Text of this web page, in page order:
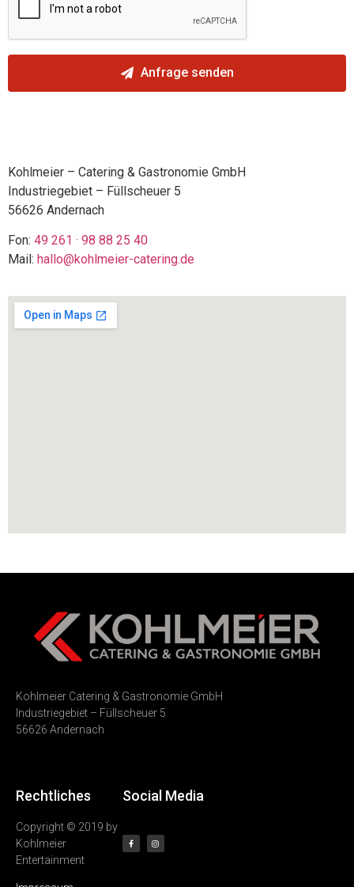
Anfrage senden
Kohlmeier – Catering & Gastronomie GmbH
Industriegebiet – Füllscheuer 5
56626 Andernach
Fon: 49 261 · 98 88 25 40
Mail: hallo@kohlmeier-catering.de
Kohlmeier Catering & Gastronomie GmbH
Industriegebiet – Füllscheuer 5
56626 Andernach
Rechtliches
Copyright © 2019 by
Kohlmeier
Entertainment
Social Media